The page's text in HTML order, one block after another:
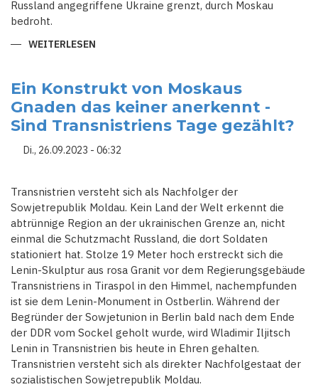
Russland angegriffene Ukraine grenzt, durch Moskau
bedroht.
WEITERLESEN
NAHE
KONFLIKTREGION
TRANSNISTRIEN
AB
Ein Konstrukt von Moskaus
Gnaden das keiner anerkennt -
Sind Transnistriens Tage gezählt?
Di., 26.09.2023 - 06:32
Transnistrien versteht sich als Nachfolger der
Sowjetrepublik Moldau. Kein Land der Welt erkennt die
abtrünnige Region an der ukrainischen Grenze an, nicht
einmal die Schutzmacht Russland, die dort Soldaten
stationiert hat. Stolze 19 Meter hoch erstreckt sich die
Lenin-Skulptur aus rosa Granit vor dem Regierungsgebäude
Transnistriens in Tiraspol in den Himmel, nachempfunden
ist sie dem Lenin-Monument in Ostberlin. Während der
Begründer der Sowjetunion in Berlin bald nach dem Ende
der DDR vom Sockel geholt wurde, wird Wladimir Iljitsch
Lenin in Transnistrien bis heute in Ehren gehalten.
Transnistrien versteht sich als direkter Nachfolgestaat der
sozialistischen Sowjetrepublik Moldau.